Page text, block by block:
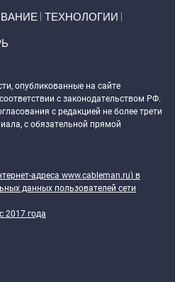
ТЕХНОЛОГИИ
опубликованные на сайте
с законодательством РФ.
с редакцией не более трети
с обязательной прямой
адреса www.cableman.ru) в
данных пользователей сети
2017 года